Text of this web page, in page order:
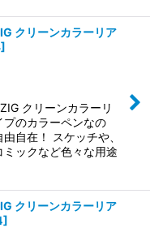
クリーンカラーリア
]
クリーンカラーリ
のカラーペンなの
自在！ スケッチや、
ックなど色々な用途
クリーンカラーリア
]